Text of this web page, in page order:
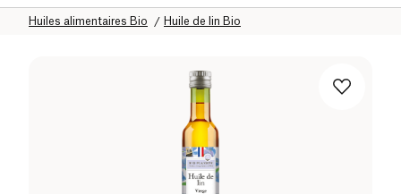
Huile de lin Bio
Huiles alimentaires Bio
Epicerie salée Bio
Notre catalogue bio
Accueil